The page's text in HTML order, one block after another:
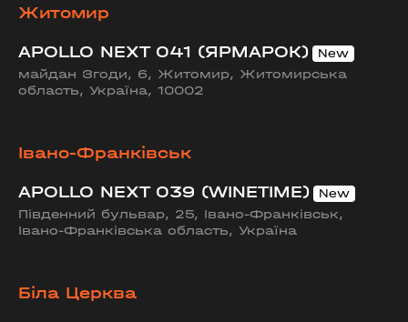
Житомир
APOLLO NEXT 041 (ЯРМАРОК)
майдан Згоди, 6, Житомир, Житомирська
область, Україна, 10002
Івано-Франківськ
APOLLO NEXT 039 (WINETIME)
Південний бульвар, 25, Івано-Франківськ,
Івано-Франківська область, Україна
Біла Церква